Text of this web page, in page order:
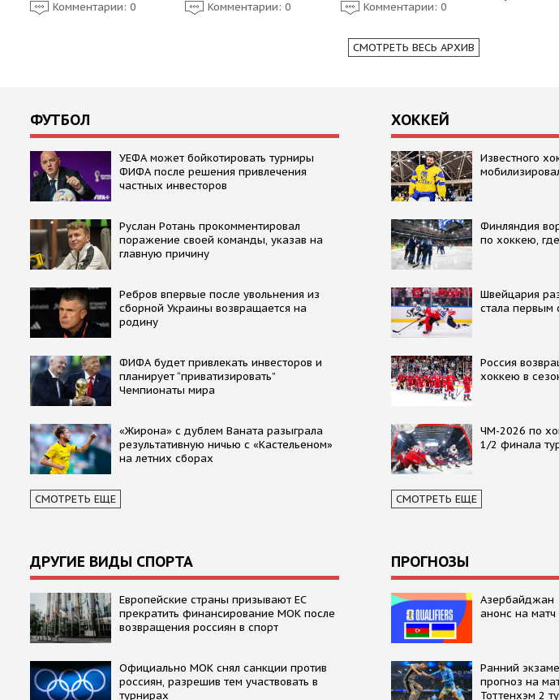
Комментарии: 0
Комментарии: 0
Комментарии: 0
СМОТРЕТЬ ВЕСЬ АРХИВ
ФУТБОЛ
УЕФА может бойкотировать турниры
ФИФА после решения привлечения
частных инвесторов
Руслан Ротань прокомментировал
поражение своей команды, указав на
главную причину
Ребров впервые после увольнения из
сборной Украины возвращается на
родину
ФИФА будет привлекать инвесторов и
планирует “приватизировать”
Чемпионаты мира
«Жирона» с дублем Ваната разыграла
результативную ничью с «Кастельеном»
на летних сборах
СМОТРЕТЬ ЕЩЕ
ХОККЕЙ
Известного
Финляндия
по хоккею,
Швейцария
стала первым
Россия
хоккею в
ЧМ-2026 по
1/2 финала
СМОТРЕТЬ ЕЩЕ
ДРУГИЕ ВИДЫ СПОРТА
Европейские страны призывают ЕС
прекратить финансирование МОК после
возвращения россиян в спорт
Официально МОК снял санкции против
россиян, разрешив тем участвовать в
турнирах
ПРОГНОЗЫ
Азербайджан
анонс на
Ранний
прогноз на
Тоттенхэм 2